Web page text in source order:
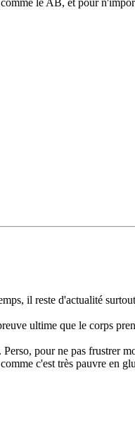
le AB, et pour
il reste d'actualité
ultime que le corps
pour ne pas frustrer
c'est très pauvre en